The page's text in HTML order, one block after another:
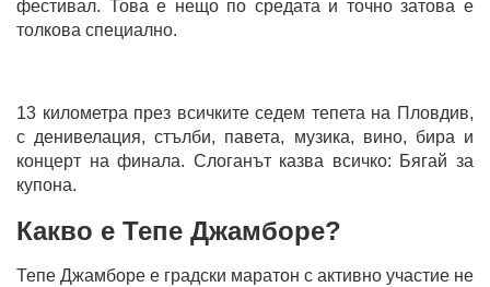
фестивал. Това е нещо по средата и точно затова е
толкова специално.
13 километра през всичките седем тепета на Пловдив,
с денивелация, стълби, павета, музика, вино, бира и
концерт на финала. Слоганът казва всичко: Бягай за
купона.
Какво е Тепе Джамборе?
Тепе Джамборе е градски маратон с активно участие не